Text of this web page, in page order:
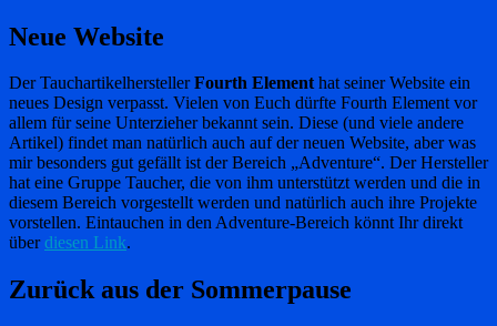
Neue Website
Der TauchartikelherstellerFourth Elementhat seiner Website ein
neues Design verpasst. Vielen von Euch dürfte Fourth Element vor
allem für seine Unterzieher bekannt sein. Diese (und viele andere
Artikel) findet man natürlich auch auf der neuen Website, aber was
mir besonders gut gefällt ist der Bereich „Adventure“. Der Hersteller
hat eine Gruppe Taucher, die von ihm unterstützt werden und die in
diesem Bereich vorgestellt werden und natürlich auch ihre Projekte
vorstellen. Eintauchen in den Adventure-Bereich könnt Ihr direkt
überdiesen Link.
Zurück aus der Sommerpause